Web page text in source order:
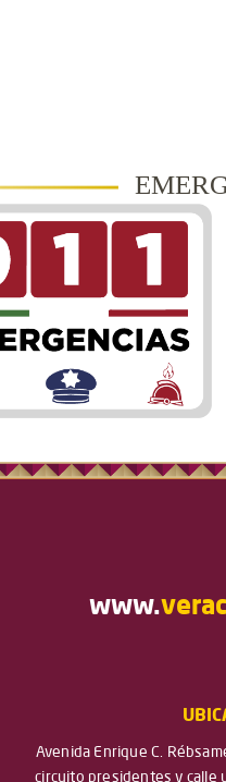
www.
Avenida Enrique C.
circuito presidentes y calle